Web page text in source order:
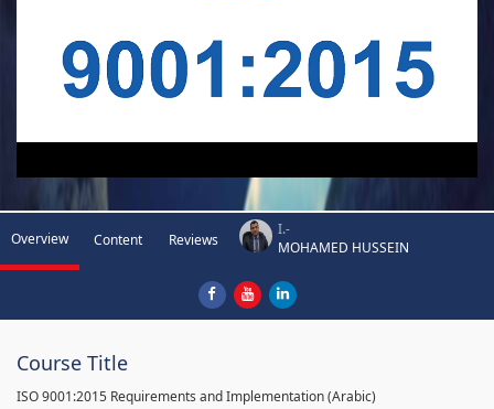
Overview Content Reviews
I.-
MOHAMED HUSSEIN
Course Title
ISO 9001:2015 Requirements and Implementation (Arabic)